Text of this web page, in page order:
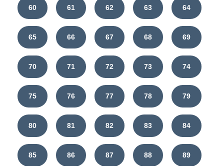
60 61 62 63 64
65 66 67 68 69
70 71 72 73 74
75 76 77 78 79
80 81 82 83 84
85 86 87 88 89